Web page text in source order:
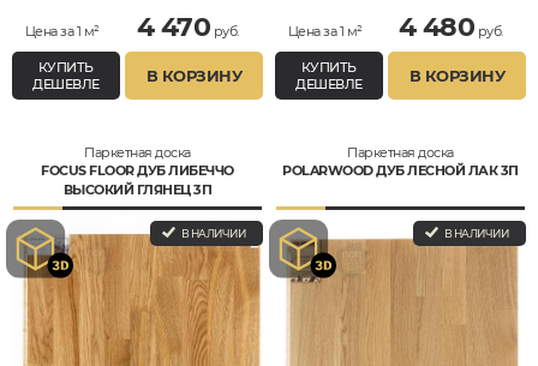
Цена за 1 м² 4 470 руб.
КУПИТЬ
ДЕШЕВЛЕ
В КОРЗИНУ
Цена за 1 м² 4 480 руб.
КУПИТЬ
ДЕШЕВЛЕ
В КОРЗИНУ
Паркетная доска
FOCUS FLOOR ДУБ ЛИБЕЧЧО
ВЫСОКИЙ ГЛЯНЕЦ 3П
В НАЛИЧИИ
Паркетная доска
POLARWOOD ДУБ ЛЕСНОЙ ЛАК 3П
В НАЛИЧИИ